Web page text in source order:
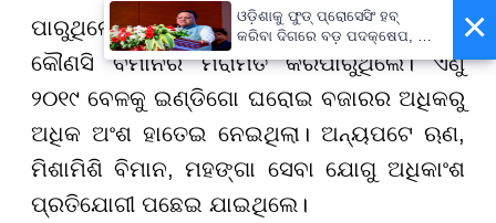
ପାରୁଥିଲେ। ସେହିପରି କୌଣସି ଇଞ୍ଜିନିୟର ଯେ
କୌଣସି ବିମାନର ମରାମତି କରିପାରୁଥିଲେ। ଏଣୁ
୨୦୧୯ ବେଳକୁ ଇଣ୍ଡିଗୋ ଘରୋଇ ବଜାରର ଅଧିକରୁ
ଅଧିକ ଅଂଶ ହାତେଇ ନେଇଥିଲା। ଅନ୍ୟପଟେ ଋଣ,
ମିଶାମିଶି ବିମାନ, ମହଙ୍ଗା ସେବା ଯୋଗୁ ଅଧିକାଂଶ
ପ୍ରତିଯୋଗୀ ପଛେଇ ଯାଇଥିଲେ।
×
ଓଡ଼ିଶାକୁ ଫୁଡ୍ ପ୍ରୋସେସିଂ ହବ୍
କରିବା ଦିଗରେ ବଡ଼ ପଦକ୍ଷେପ, ୪୨